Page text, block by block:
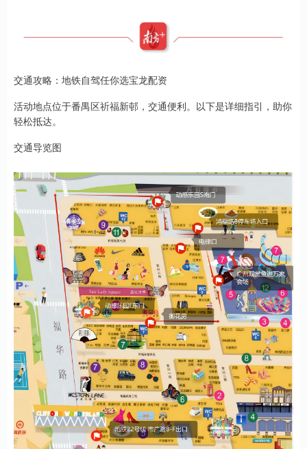
交通攻略：地铁自驾任你选宝龙配资
活动地点位于番禺区祈福新邨，交通便利。以下是详细指引，助你
轻松抵达。
交通导览图